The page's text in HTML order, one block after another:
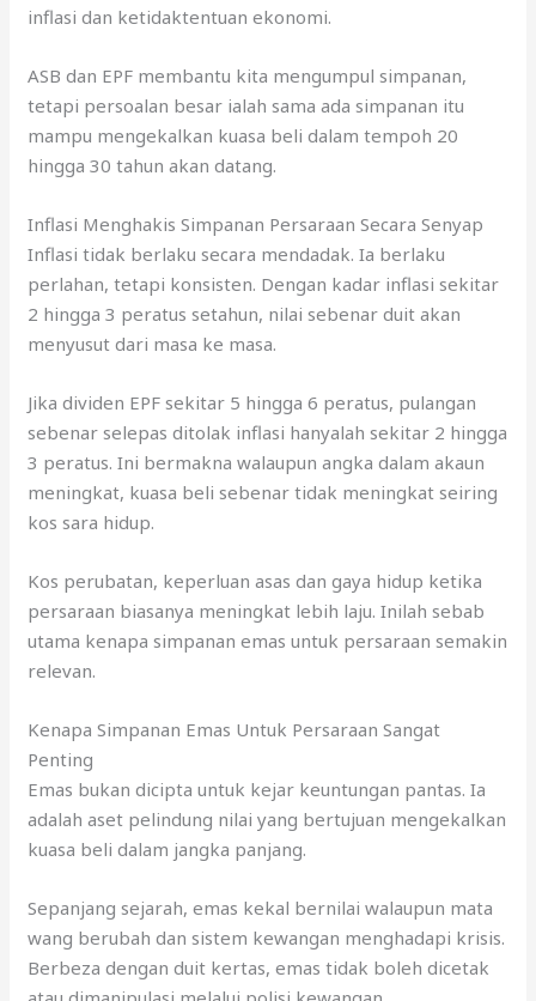
inflasi dan ketidaktentuan ekonomi.
ASB dan EPF membantu kita mengumpul simpanan,
tetapi persoalan besar ialah sama ada simpanan itu
mampu mengekalkan kuasa beli dalam tempoh 20
hingga 30 tahun akan datang.
Inflasi Menghakis Simpanan Persaraan Secara Senyap
Inflasi tidak berlaku secara mendadak. Ia berlaku
perlahan, tetapi konsisten. Dengan kadar inflasi sekitar
2 hingga 3 peratus setahun, nilai sebenar duit akan
menyusut dari masa ke masa.
Jika dividen EPF sekitar 5 hingga 6 peratus, pulangan
sebenar selepas ditolak inflasi hanyalah sekitar 2 hingga
3 peratus. Ini bermakna walaupun angka dalam akaun
meningkat, kuasa beli sebenar tidak meningkat seiring
kos sara hidup.
Kos perubatan, keperluan asas dan gaya hidup ketika
persaraan biasanya meningkat lebih laju. Inilah sebab
utama kenapa simpanan emas untuk persaraan semakin
relevan.
Kenapa Simpanan Emas Untuk Persaraan Sangat
Penting
Emas bukan dicipta untuk kejar keuntungan pantas. Ia
adalah aset pelindung nilai yang bertujuan mengekalkan
kuasa beli dalam jangka panjang.
Sepanjang sejarah, emas kekal bernilai walaupun mata
wang berubah dan sistem kewangan menghadapi krisis.
Berbeza dengan duit kertas, emas tidak boleh dicetak